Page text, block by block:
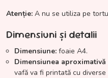
Atenție: A nu se utiliza pe
Dimensiuni și detalii
Dimensiune: foaie A4.
Dimensiunea
vafă va fi printată cu diverse